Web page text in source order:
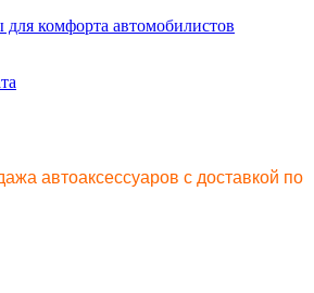
автоаксессуаров с доставкой по